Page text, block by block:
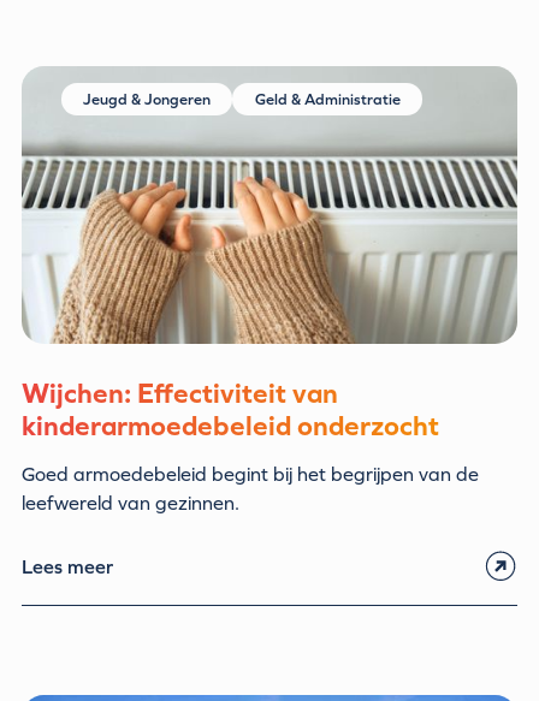
Jeugd & Jongeren Geld & Administratie
Wijchen: Effectiviteit van
kinderarmoedebeleid onderzocht
Goed armoedebeleid begint bij het begrijpen van de
leefwereld van gezinnen.
Lees meer